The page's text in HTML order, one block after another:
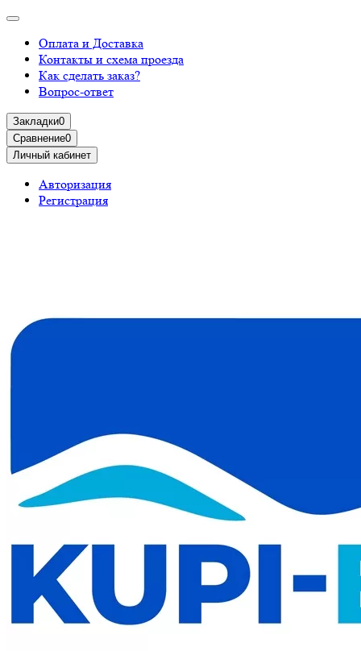
Оплата и Доставка
Контакты и схема проезда
Как сделать заказ?
Вопрос-ответ
Закладки0
Сравнение0
Личный кабинет
Авторизация
Регистрация